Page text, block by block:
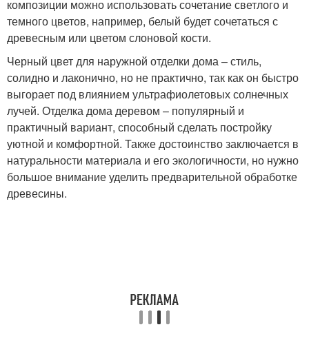
композиции можно использовать сочетание светлого и
темного цветов, например, белый будет сочетаться с
древесным или цветом слоновой кости.
Черный цвет для наружной отделки дома – стиль,
солидно и лаконично, но не практично, так как он быстро
выгорает под влиянием ультрафиолетовых солнечных
лучей. Отделка дома деревом – популярный и
практичный вариант, способный сделать постройку
уютной и комфортной. Также достоинство заключается в
натуральности материала и его экологичности, но нужно
большое внимание уделить предварительной обработке
древесины.